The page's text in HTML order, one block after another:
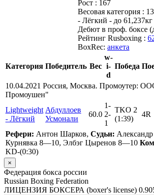
Рост : 167
Весовая категория :
- Лёгкий - до 61,237кг
Дебют в проф. боксе
Рейтинг Rusboxing :
BoxRec: анкета
Категория Победитель Вес
w-
i-
d
Победа
10.04.2021 Россия, Москва. Промоутер:
Промоушен"
Lightweight
- Лёгкий
Абдуллоев
Усмонали
60.0
1-
2-
1
TKO 2
(1:39)
4R
Рефери: Антон Шарков, Судьи:
Курнявка 8—10, Элбэг Цыренов 8—10
KD-(0:30)
×
Федерация бокса россии
Russian Boxing Federation
ЛИЦЕНЗИЯ БОКСЕРА (boxer's license)